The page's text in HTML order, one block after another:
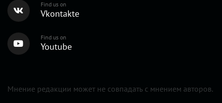
Find us on
Vkontakte
Find us on
Youtube
Мнение редакции может не совпадать с мнением авторов.